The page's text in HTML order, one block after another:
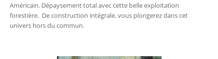
Américain. Dépaysement total avec cette belle exploitation
forestière. De construction intégrale, vous plongerez dans cet
univers hors du commun.